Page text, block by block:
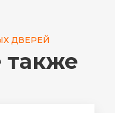
ДВЕРЕЙ
также